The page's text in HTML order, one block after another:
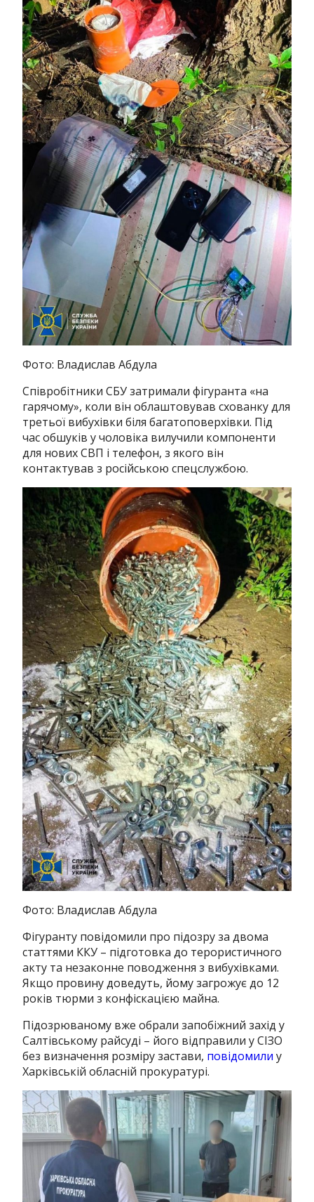
Фото: Владислав Абдула
Співробітники СБУ затримали фігуранта «на
гарячому», коли він облаштовував схованку для
третьої вибухівки біля багатоповерхівки. Під
час обшуків у чоловіка вилучили компоненти
для нових СВП і телефон, з якого він
контактував з російською спецслужбою.
Фото: Владислав Абдула
Фігуранту повідомили про підозру за двома
статтями ККУ – підготовка до терористичного
акту та незаконне поводження з вибухівками.
Якщо провину доведуть, йому загрожує до 12
років тюрми з конфіскацією майна.
Підозрюваному вже обрали запобіжний захід у
Салтівському райсуді – його відправили у СІЗО
без визначення розміру застави, повідомили у
Харківській обласній прокуратурі.